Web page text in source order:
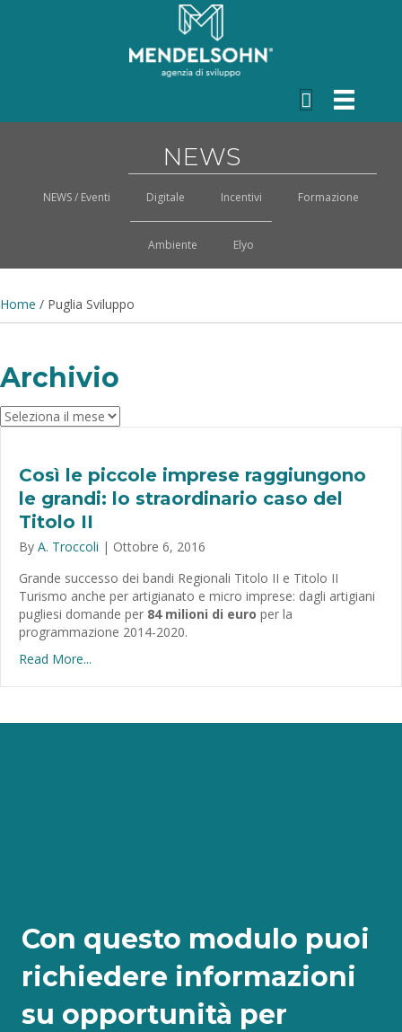
NEWS
NEWS / Eventi Digitale Incentivi Formazione
Ambiente Elyo
Home / Puglia Sviluppo
Archivio
Archivio
Così le piccole imprese raggiungono
le grandi: lo straordinario caso del
Titolo II
By A. Troccoli | Ottobre 6, 2016
Grande successo dei bandi Regionali Titolo II e Titolo II
Turismo anche per artigianato e micro imprese: dagli artigiani
pugliesi domande per 84 milioni di euro per la
programmazione 2014-2020.
Read More...
Con questo modulo puoi
richiedere informazioni
su opportunità per